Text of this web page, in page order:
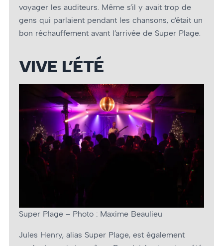
voyager les auditeurs. Même s’il y avait trop de
gens qui parlaient pendant les chansons, c’était un
bon réchauffement avant l’arrivée de Super Plage.
VIVE L’ÉTÉ
Super Plage – Photo : Maxime Beaulieu
Jules Henry, alias Super Plage, est également